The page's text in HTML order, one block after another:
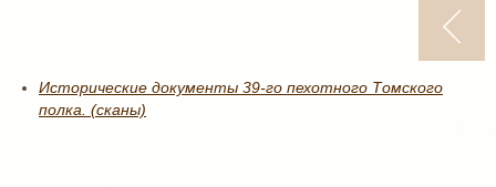
Исторические документы 39-го пехотного Томского
полка. (сканы)